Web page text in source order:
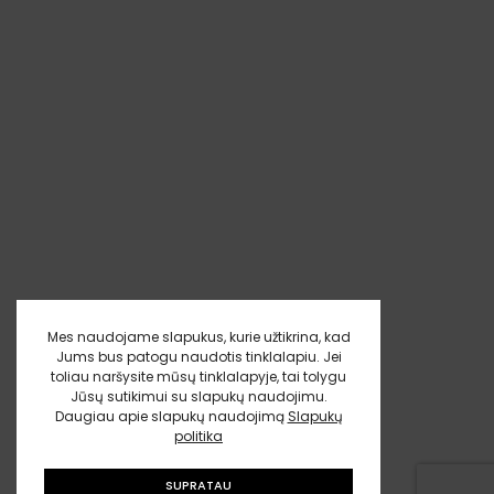
Mes naudojame slapukus, kurie užtikrina, kad
Jums bus patogu naudotis tinklalapiu. Jei
toliau naršysite mūsų tinklalapyje, tai tolygu
Jūsų sutikimui su slapukų naudojimu.
Daugiau apie slapukų naudojimąSlapukų
politika
SUPRATAU